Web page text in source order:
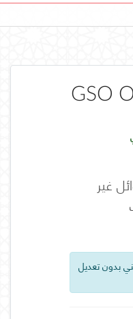
GSO
غير
بدون تعديل